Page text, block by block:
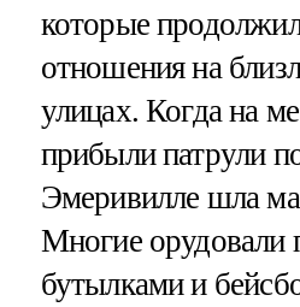
которые
отношения на
улицах. Когда на
прибыли патрули
Эмеривилле шла
Многие орудовали
бутылками и